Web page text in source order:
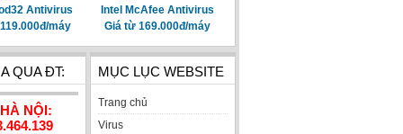
Antivirus
máy
Intel McAfee Antivirus
Giá từ 169.000đ/máy
QUA ĐT:
NỘI:
MỤC LỤC WEBSITE
Trang chủ
Virus